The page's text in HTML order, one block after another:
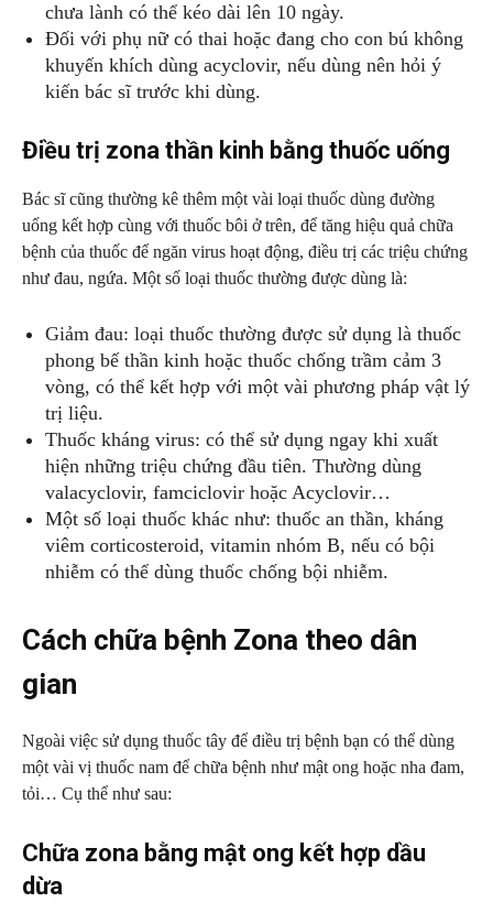
chưa lành có thể kéo dài lên 10 ngày.
Đối với phụ nữ có thai hoặc đang cho con bú không
khuyến khích dùng acyclovir, nếu dùng nên hỏi ý
kiến bác sĩ trước khi dùng.
Điều trị zona thần kinh bằng thuốc uống
Bác sĩ cũng thường kê thêm một vài loại thuốc dùng đường
uống kết hợp cùng với thuốc bôi ở trên, để tăng hiệu quả chữa
bệnh của thuốc để ngăn virus hoạt động, điều trị các triệu chứng
như đau, ngứa. Một số loại thuốc thường được dùng là:
Giảm đau: loại thuốc thường được sử dụng là thuốc
phong bế thần kinh hoặc thuốc chống trầm cảm 3
vòng, có thể kết hợp với một vài phương pháp vật lý
trị liệu.
Thuốc kháng virus: có thể sử dụng ngay khi xuất
hiện những triệu chứng đầu tiên. Thường dùng
valacyclovir, famciclovir hoặc Acyclovir…
Một số loại thuốc khác như: thuốc an thần, kháng
viêm corticosteroid, vitamin nhóm B, nếu có bội
nhiễm có thể dùng thuốc chống bội nhiễm.
Cách chữa bệnh Zona theo dân
gian
Ngoài việc sử dụng thuốc tây để điều trị bệnh bạn có thể dùng
một vài vị thuốc nam để chữa bệnh như mật ong hoặc nha đam,
tỏi… Cụ thể như sau:
Chữa zona bằng mật ong kết hợp dầu
dừa